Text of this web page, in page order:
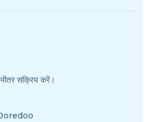
सक्रिय करें।